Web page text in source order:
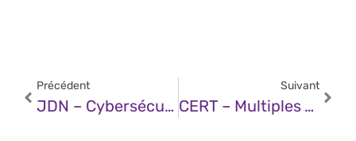
Précédent
JDN – Cybersécurité : La Start-Up Qevlar AI Lève 14 Millions De Dollars
Suivant
CERT – Multiples Vulnérabilités Dans Ivanti Endpoint Manager (EPM) (09 Avril 2025)